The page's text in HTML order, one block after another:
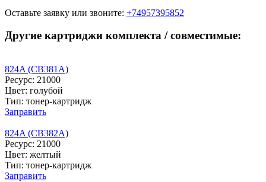
Оставьте заявку или звоните: +74957395852
Другие картриджи комплекта / совместимые:
824A (CB381A)
Ресурс: 21000
Цвет: голубой
Тип: тонер-картридж
Заправить
824A (CB382A)
Ресурс: 21000
Цвет: желтый
Тип: тонер-картридж
Заправить